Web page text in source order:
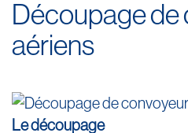
Découpage de
aériens
Le découpage